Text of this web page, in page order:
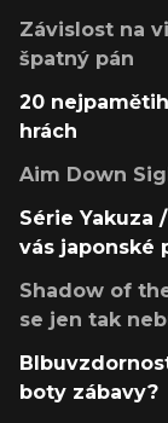
Závislost na
špatný pán
20
hrách
Aim Down
Série Yakuza
vás japonské
Shadow of
se jen tak
boty zábavy?